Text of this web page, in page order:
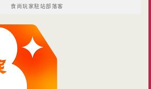
食尚玩家駐站部落客